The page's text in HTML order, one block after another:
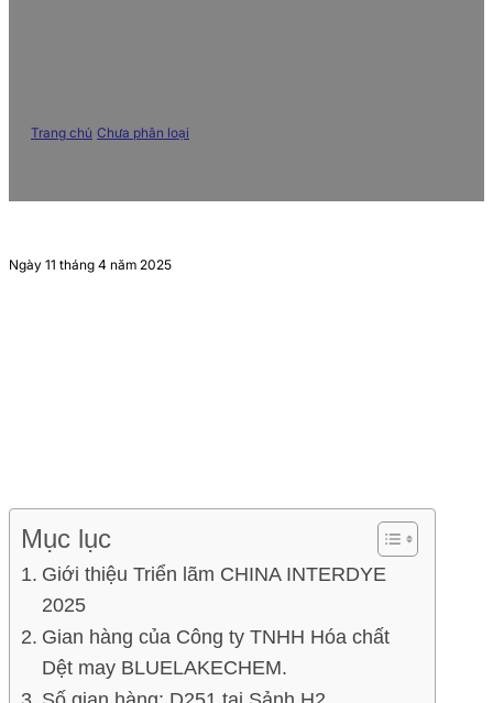
Trang chủ Chưa phân loại
Ngày 11 tháng 4 năm 2025
Mục lục
Giới thiệu Triển lãm CHINA INTERDYE
2025
Gian hàng của Công ty TNHH Hóa chất
Dệt may BLUELAKECHEM.